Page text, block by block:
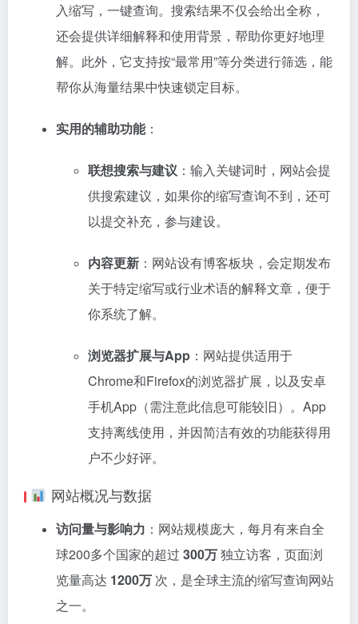
入缩写，一键查询。搜索结果不仅会给出全称，
还会提供详细解释和使用背景，帮助你更好地理
解。此外，它支持按“最常用”等分类进行筛选，能
帮你从海量结果中快速锁定目标。
实用的辅助功能：
联想搜索与建议 ：输入关键词时，网站会提
供搜索建议，如果你的缩写查询不到，还可
以提交补充，参与建设。
内容更新 ：网站设有博客板块，会定期发布
关于特定缩写或行业术语的解释文章，便于
你系统了解。
浏览器扩展与App ：网站提供适用于
Chrome和Firefox的浏览器扩展，以及安卓
手机App（需注意此信息可能较旧） 。App
支持离线使用，并因简洁有效的功能获得用
户不少好评。
网站概况与数据
访问量与影响力 ：网站规模庞大，每月有来自全
球200多个国家的超过 300万独立访客，页面浏
览量高达 1200万 次，是全球主流的缩写查询网站
之一。